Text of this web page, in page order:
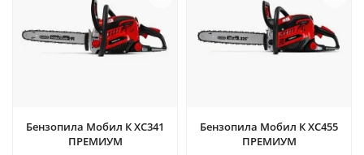
Бензопила Мобил К XC341
ПРЕМИУМ
Бензопила Мобил К XC455
ПРЕМИУМ